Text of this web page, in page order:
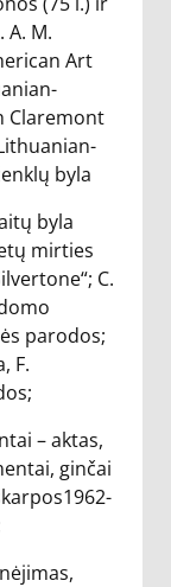
A. M.
Art
Claremont
byla
byla
mirties
C.
parodos;
F.
– aktas,
ginčai